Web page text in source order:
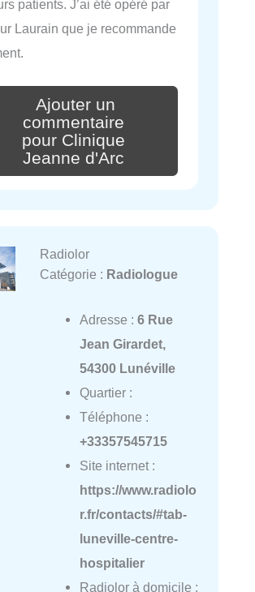
patients. J’ai été opéré par
Laurain que je recommande
Ajouter un
commentaire
pour Clinique
Jeanne d'Arc
Radiolor
Catégorie : Radiologue
Adresse : 6 Rue
Jean Girardet,
54300 Lunéville
Quartier :
Téléphone :
+33357545715
Site internet :
https://www.radiolo
r.fr/contacts/#tab-
luneville-centre-
hospitalier
Radiolor à domicile :